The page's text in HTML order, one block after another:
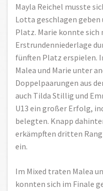
Mayla Reichel musste
Lotta geschlagen geben
Platz. Marie konnte sich
Erstrundenniederlage
fünften Platz erspielen.
Malea und Marie unter
Doppelpaarungen aus
auch Tilda Stillig und
U13 ein großer Erfolg,
belegten. Knapp
erkämpften dritten
ein.
Im Mixed traten Malea
konnten sich im Finale